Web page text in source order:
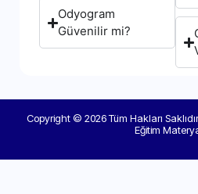
Odyogram
Güvenilir mi?
Copyright © 2026 Tüm Hakları
Eğitim